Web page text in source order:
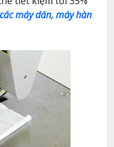
các máy dán, máy hàn